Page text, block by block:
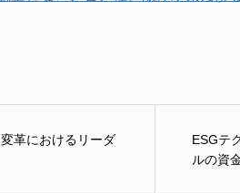
革におけるリーダ
ESGテ
ルの資